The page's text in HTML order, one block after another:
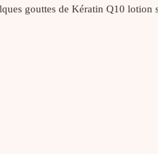
gouttes de Kératin Q10 lotion